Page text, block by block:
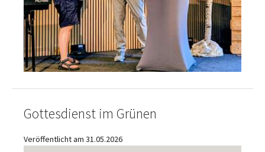
Gottesdienst im Grünen
Veröffentlicht am 31.05.2026